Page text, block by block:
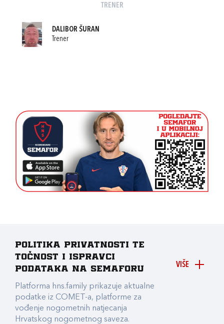
TRENER
DALIBOR ŠURAN
Trener
VIŠE
Politika privatnosti te
točnost i ispravci
podataka na Semaforu
Platforma hns.family prikazuje aktualne
podatke iz COMET-a, platforme za
vođenje nogometnih natjecanja
Hrvatskog nogometnog saveza.